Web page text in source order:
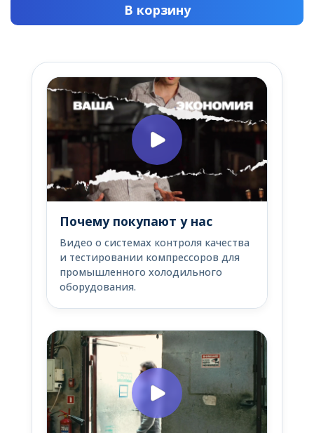
В корзину
Почему покупают у нас
Видео о системах контроля качества
и тестировании компрессоров для
промышленного холодильного
оборудования.